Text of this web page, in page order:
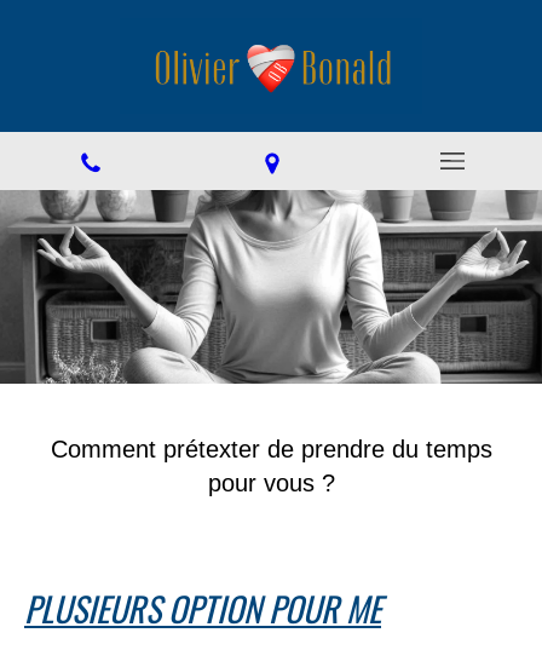
Comment prétexter de prendre du temps
pour vous ?
PLUSIEURS OPTION POUR ME